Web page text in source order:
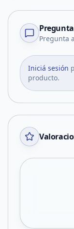
Pregunta
Iniciá sesión
producto.